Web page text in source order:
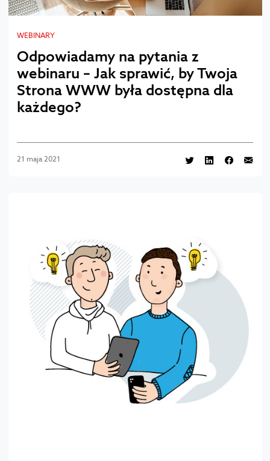
WEBINARY
Odpowiadamy na pytania z
webinaru – Jak sprawić, by Twoja
Strona WWW była dostępna dla
każdego?
21 maja 2021